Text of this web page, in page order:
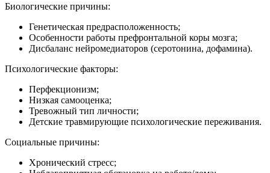
Биологические причины:
Генетическая предрасположенность;
Особенности работы префронтальной коры мозга;
Дисбаланс нейромедиаторов (серотонина, дофамина).
Психологические факторы:
Перфекционизм;
Низкая самооценка;
Тревожный тип личности;
Детские травмирующие психологические переживания.
Социальные причины:
Хронический стресс;